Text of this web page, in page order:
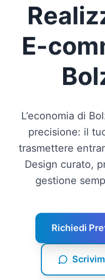
E-
L’economia di
precisione: il
trasmettere
Design curato,
gestione
Richiedi